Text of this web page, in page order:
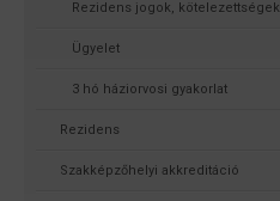
Rezidens jogok, kötelezettségek
Ügyelet
3 hó háziorvosi gyakorlat
Rezidens
Szakképzőhelyi akkreditáció